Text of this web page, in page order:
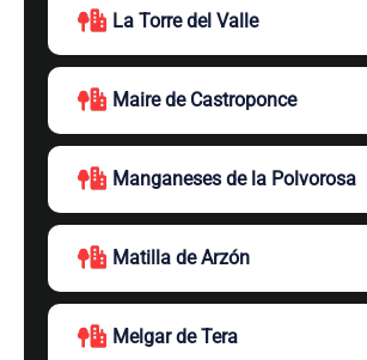
La Torre del Valle
Maire de Castroponce
Manganeses de la Polvorosa
Matilla de Arzón
Melgar de Tera